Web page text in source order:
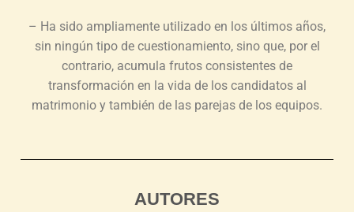
– Ha sido ampliamente utilizado en los últimos años,
sin ningún tipo de cuestionamiento, sino que, por el
contrario, acumula frutos consistentes de
transformación en la vida de los candidatos al
matrimonio y también de las parejas de los equipos.
AUTORES